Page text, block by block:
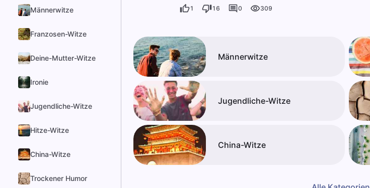
Männerwitze
Franzosen-Witze
Deine-Mutter-Witze
Ironie
Jugendliche-Witze
Hitze-Witze
China-Witze
Trockener Humor
1 16 0 309
Männerwitze
Jugendliche-Witze
China-Witze